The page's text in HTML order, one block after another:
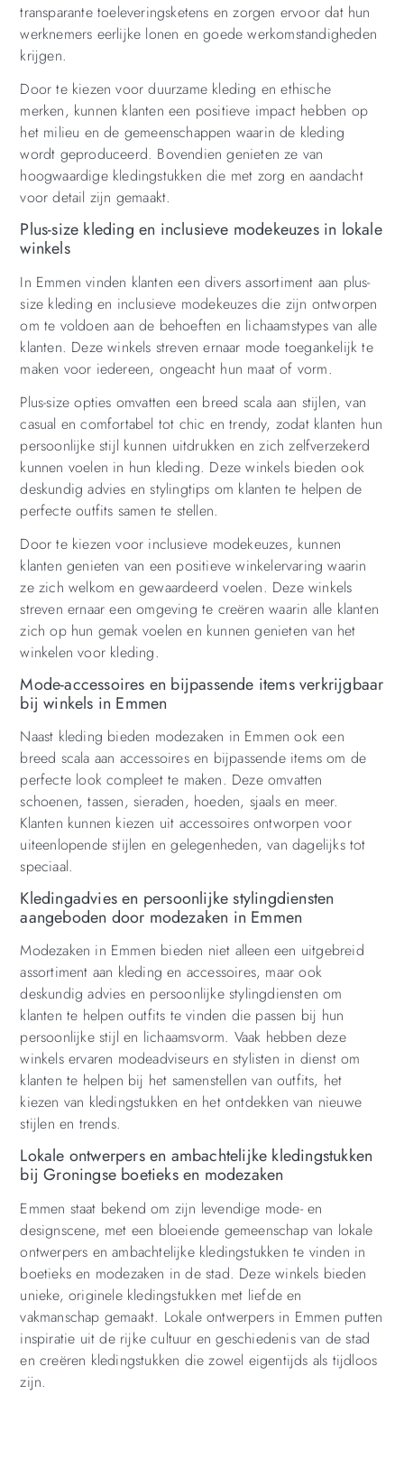
transparante toeleveringsketens en zorgen ervoor dat hun
werknemers eerlijke lonen en goede werkomstandigheden
krijgen.
Door te kiezen voor duurzame kleding en ethische
merken, kunnen klanten een positieve impact hebben op
het milieu en de gemeenschappen waarin de kleding
wordt geproduceerd. Bovendien genieten ze van
hoogwaardige kledingstukken die met zorg en aandacht
voor detail zijn gemaakt.
Plus-size kleding en inclusieve modekeuzes in lokale
winkels
In Emmen vinden klanten een divers assortiment aan plus-
size kleding en inclusieve modekeuzes die zijn ontworpen
om te voldoen aan de behoeften en lichaamstypes van alle
klanten. Deze winkels streven ernaar mode toegankelijk te
maken voor iedereen, ongeacht hun maat of vorm.
Plus-size opties omvatten een breed scala aan stijlen, van
casual en comfortabel tot chic en trendy, zodat klanten hun
persoonlijke stijl kunnen uitdrukken en zich zelfverzekerd
kunnen voelen in hun kleding. Deze winkels bieden ook
deskundig advies en stylingtips om klanten te helpen de
perfecte outfits samen te stellen.
Door te kiezen voor inclusieve modekeuzes, kunnen
klanten genieten van een positieve winkelervaring waarin
ze zich welkom en gewaardeerd voelen. Deze winkels
streven ernaar een omgeving te creëren waarin alle klanten
zich op hun gemak voelen en kunnen genieten van het
winkelen voor kleding.
Mode-accessoires en bijpassende items verkrijgbaar
bij winkels in Emmen
Naast kleding bieden modezaken in Emmen ook een
breed scala aan accessoires en bijpassende items om de
perfecte look compleet te maken. Deze omvatten
schoenen, tassen, sieraden, hoeden, sjaals en meer.
Klanten kunnen kiezen uit accessoires ontworpen voor
uiteenlopende stijlen en gelegenheden, van dagelijks tot
speciaal.
Kledingadvies en persoonlijke stylingdiensten
aangeboden door modezaken in Emmen
Modezaken in Emmen bieden niet alleen een uitgebreid
assortiment aan kleding en accessoires, maar ook
deskundig advies en persoonlijke stylingdiensten om
klanten te helpen outfits te vinden die passen bij hun
persoonlijke stijl en lichaamsvorm. Vaak hebben deze
winkels ervaren modeadviseurs en stylisten in dienst om
klanten te helpen bij het samenstellen van outfits, het
kiezen van kledingstukken en het ontdekken van nieuwe
stijlen en trends.
Lokale ontwerpers en ambachtelijke kledingstukken
bij Groningse boetieks en modezaken
Emmen staat bekend om zijn levendige mode- en
designscene, met een bloeiende gemeenschap van lokale
ontwerpers en ambachtelijke kledingstukken te vinden in
boetieks en modezaken in de stad. Deze winkels bieden
unieke, originele kledingstukken met liefde en
vakmanschap gemaakt. Lokale ontwerpers in Emmen putten
inspiratie uit de rijke cultuur en geschiedenis van de stad
en creëren kledingstukken die zowel eigentijds als tijdloos
zijn.